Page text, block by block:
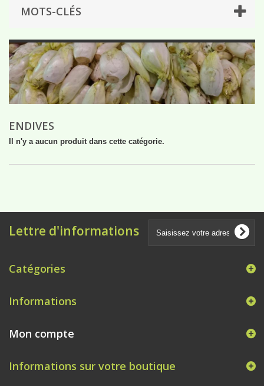
MOTS-CLÉS
ENDIVES
Il n'y a aucun produit dans cette catégorie.
Lettre d'informations
Catégories
Informations
Mon compte
Informations sur votre boutique